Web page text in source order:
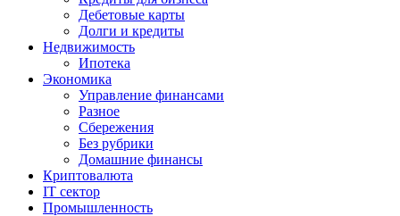
Дебетовые карты
Долги и кредиты
Недвижимость
Ипотека
Экономика
Управление финансами
Разное
Сбережения
Без рубрики
Домашние финансы
Криптовалюта
IT сектор
Промышленность